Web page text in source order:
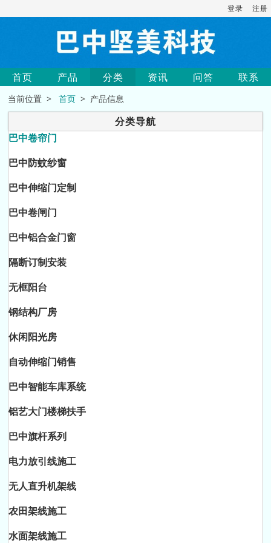
登录 注册
首页 产品 分类 资讯 问答 联系
当前位置 >首页 > 产品信息
分类导航
巴中卷帘门
巴中防蚊纱窗
巴中伸缩门定制
巴中卷闸门
巴中铝合金门窗
隔断订制安装
无框阳台
钢结构厂房
休闲阳光房
自动伸缩门销售
巴中智能车库系统
铝艺大门楼梯扶手
巴中旗杆系列
电力放引线施工
无人直升机架线
农田架线施工
水面架线施工